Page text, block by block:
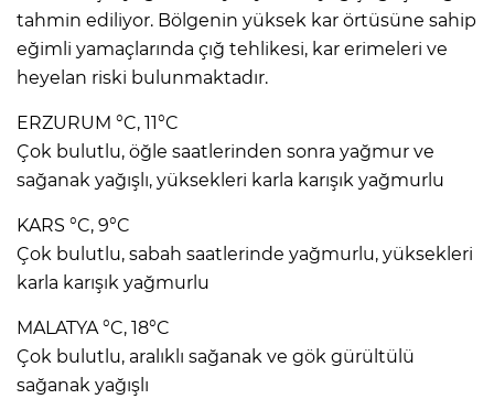
tahmin ediliyor. Bölgenin yüksek kar örtüsüne sahip
eğimli yamaçlarında çığ tehlikesi, kar erimeleri ve
heyelan riski bulunmaktadır.
ERZURUM °C, 11°C
Çok bulutlu, öğle saatlerinden sonra yağmur ve
sağanak yağışlı, yüksekleri karla karışık yağmurlu
KARS °C, 9°C
Çok bulutlu, sabah saatlerinde yağmurlu, yüksekleri
karla karışık yağmurlu
MALATYA °C, 18°C
Çok bulutlu, aralıklı sağanak ve gök gürültülü
sağanak yağışlı